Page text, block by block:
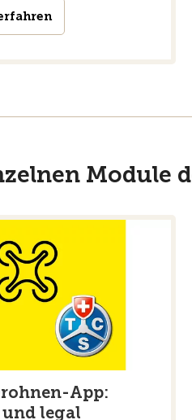
Module
App:
legal